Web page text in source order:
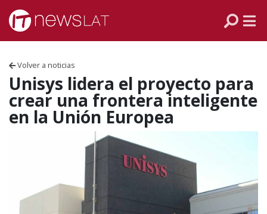
Skip to content
Volver a noticias
Unisys lidera el proyecto para
crear una frontera inteligente
en la Unión Europea
VENEZUELA
ECUADOR
CHILE